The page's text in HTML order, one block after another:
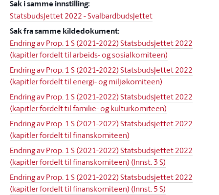
Sak i samme innstilling:
Statsbudsjettet 2022 - Svalbardbudsjettet
Sak fra samme kildedokument:
Endring av Prop. 1 S (2021-2022) Statsbudsjettet 2022
(kapitler fordelt til arbeids- og sosialkomiteen)
Endring av Prop. 1 S (2021-2022) Statsbudsjettet 2022
(kapitler fordelt til energi- og miljøkomiteen)
Endring av Prop. 1 S (2021-2022) Statsbudsjettet 2022
(kapitler fordelt til familie- og kulturkomiteen)
Endring av Prop. 1 S (2021-2022) Statsbudsjettet 2022
(kapitler fordelt til finanskomiteen)
Endring av Prop. 1 S (2021-2022) Statsbudsjettet 2022
(kapitler fordelt til finanskomiteen) (Innst. 3 S)
Endring av Prop. 1 S (2021-2022) Statsbudsjettet 2022
(kapitler fordelt til finanskomiteen) (Innst. 5 S)